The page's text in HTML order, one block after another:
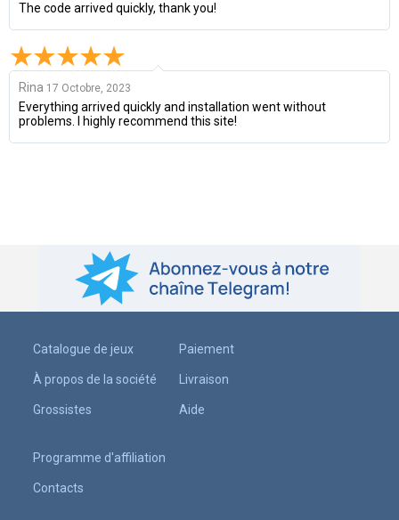
The code arrived quickly, thank you!
Rina 17 Octobre, 2023
Everything arrived quickly and installation went without
problems. I highly recommend this site!
Catalogue de jeux
À propos de la société
Grossistes
Paiement
Livraison
Aide
Programme d'affiliation
Contacts